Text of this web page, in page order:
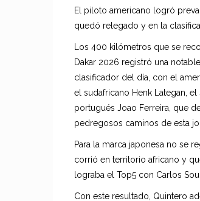
El piloto americano logró
quedó relegado y en la
Los 400 kilómetros que se
Dakar 2026 registró una
clasificador del día, con el
el sudafricano Henk Lategan,
portugués Joao Ferreira, que
pedregosos caminos de esta
Para la marca japonesa no se
corrió en territorio africano y
lograba el Top5 con Carlos
Con este resultado, Quintero